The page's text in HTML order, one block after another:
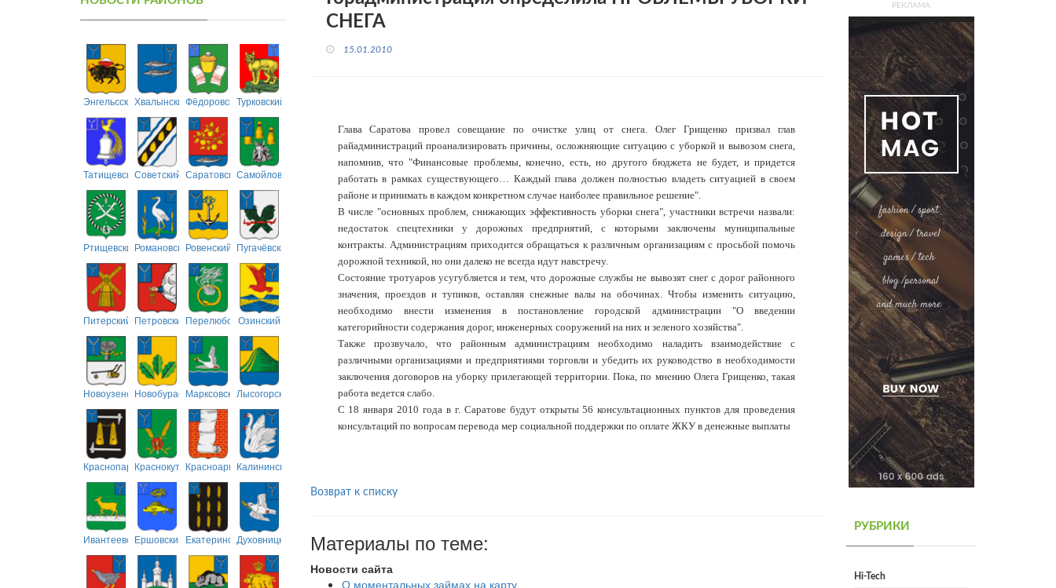
ЭнгельсскийХвалынскийФёдоровскийТурковский
ТатищевскийСоветский СаратовскийСамойловский
РтищевскийРомановскийРовенский Пугачёвский
Питерский ПетровскийПерелюбскийОзинский
НовоузенскийНовобурасскийМарксовскийЛысогорский
Краснопартизанский
КраснокутскийКрасноармейский
Калининский
ИвантеевскийЕршовский ЕкатериновскийДуховницкий
СНЕГА
15.01.2010
Глава Саратова провел совещание по очистке улиц от снега. Олег Грищенко призвал глав
райадминистраций проанализировать причины, осложняющие ситуацию с уборкой и вывозом снега,
напомнив, что "Финансовые проблемы, конечно, есть, но другого бюджета не будет, и придется
работать в рамках существующего… Каждый глава должен полностью владеть ситуацией в своем
районе и принимать в каждом конкретном случае наиболее правильное решение".
В числе "основных проблем, снижающих эффективность уборки снега", участники встречи назвали:
недостаток спецтехники у дорожных предприятий, с которыми заключены муниципальные
контракты. Администрациям приходится обращаться к различным организациям с просьбой помочь
дорожной техникой, но они далеко не всегда идут навстречу.
Состояние тротуаров усугубляется и тем, что дорожные службы не вывозят снег с дорог районного
значения, проездов и тупиков, оставляя снежные валы на обочинах. Чтобы изменить ситуацию,
необходимо внести изменения в постановление городской администрации "О введении
категорийности содержания дорог, инженерных сооружений на них и зеленого хозяйства".
Также прозвучало, что районным администрациям необходимо наладить взаимодействие с
различными организациями и предприятиями торговли и убедить их руководство в необходимости
заключения договоров на уборку прилегающей территории. Пока, по мнению Олега Грищенко, такая
работа ведется слабо.
С 18 января 2010 года в г. Саратове будут открыты 56 консультационных пунктов для проведения
консультаций по вопросам перевода мер социальной поддержки по оплате ЖКУ в денежные выплаты
Возврат к списку
Материалы по теме:
Новости сайта
О моментальных займах на карту
РЕКЛАМА
РУБРИКИ
Hi-Tech